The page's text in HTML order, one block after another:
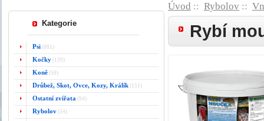
Kategorie
Psi (881)
Kočky (139)
Koně (50)
Drůbež, Skot, Ovce, Kozy, Králík (151)
Ostatní zvířata (94)
Rybolov (54)
Úvod :: Rybolov ::
Rybí